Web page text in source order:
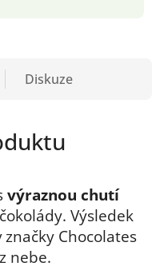
Diskuze
výraznou chutí
Výsledek
Chocolates
nebe.